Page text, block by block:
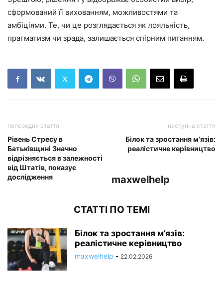
сформований її вихованням, можливостями та
амбіціями. Те, чи це розглядається як лояльність,
прагматизм чи зрада, залишається спірним питанням.
попередня стаття
Рівень Стресу в
Батьківщині Значно
відрізняється в залежності
від Штатів, показує
дослідження
наступна стаття
Білок та зростання м’язів:
реалістичне керівництво
maxwelhelp
СТАТТІ ПО ТЕМІ
Білок та зростання м’язів:
реалістичне керівництво
maxwelhelp - 22.02.2026